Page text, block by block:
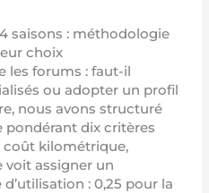
saisons : méthodologie
choix
les forums : faut-il
ou adopter un profil
nous avons structuré
dix critères
coût kilométrique,
voit assigner un
: 0,25 pour la